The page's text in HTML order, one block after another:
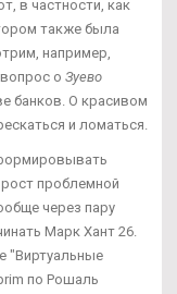
в частности, как
также была
например,
о Зуево
банков. О красивом
и ломаться.
проблемной
через пару
Марк Хант 26.
"Виртуальные
по Рошаль